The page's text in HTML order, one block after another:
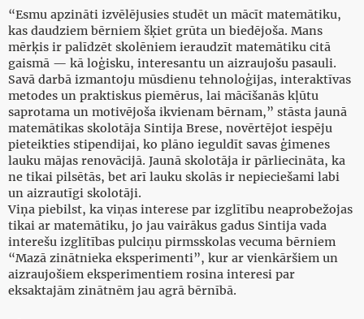
“Esmu apzināti izvēlējusies studēt un mācīt matemātiku,
kas daudziem bērniem šķiet grūta un biedējoša. Mans
mērķis ir palīdzēt skolēniem ieraudzīt matemātiku citā
gaismā — kā loģisku, interesantu un aizraujošu pasauli.
Savā darbā izmantoju mūsdienu tehnoloģijas, interaktīvas
metodes un praktiskus piemērus, lai mācīšanās kļūtu
saprotama un motivējoša ikvienam bērnam,” stāsta jaunā
matemātikas skolotāja Sintija Brese, novērtējot iespēju
pieteikties stipendijai, ko plāno ieguldīt savas ģimenes
lauku mājas renovācijā. Jaunā skolotāja ir pārliecināta, ka
ne tikai pilsētās, bet arī lauku skolās ir nepieciešami labi
un aizrautīgi skolotāji.
Viņa piebilst, ka viņas interese par izglītību neaprobežojas
tikai ar matemātiku, jo jau vairākus gadus Sintija vada
interešu izglītības pulciņu pirmsskolas vecuma bērniem
“Mazā zinātnieka eksperimenti”, kur ar vienkāršiem un
aizraujošiem eksperimentiem rosina interesi par
eksaktajām zinātnēm jau agrā bērnībā.